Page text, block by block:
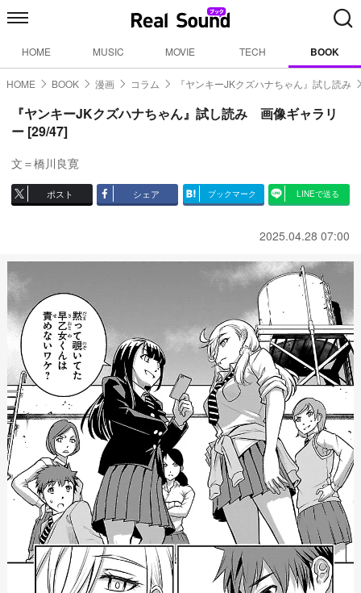
HOME MUSIC MOVIE TECH BOOK
HOME BOOK 漫画 コラム 『ヤンキーJKクズハナちゃん』試し読み
『ヤンキーJKクズハナちゃん』試し読み 画像ギャラリ
ー [29/47]
文＝橋川良寛
ポスト シェア ブックマーク LINEで送る
2025.04.28 07:00